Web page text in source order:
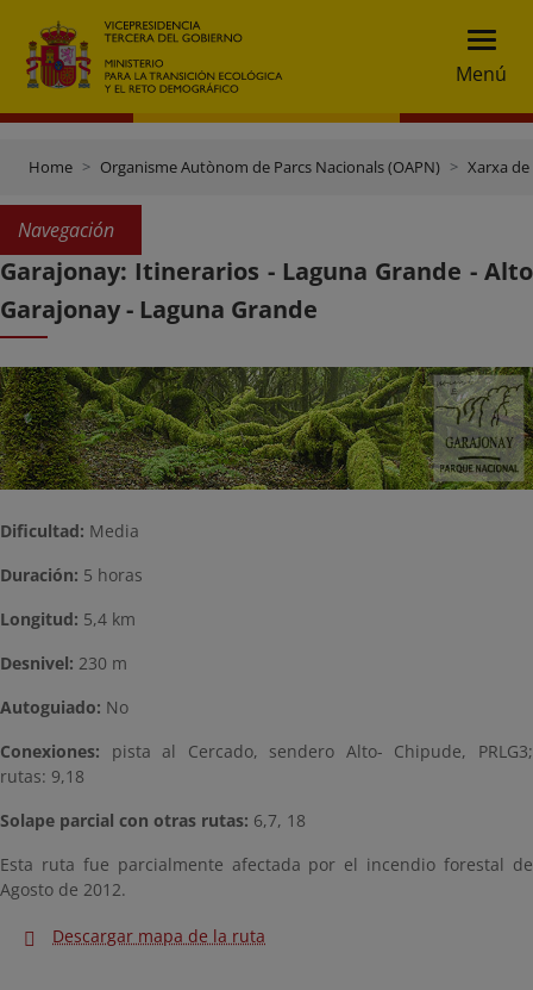
Menú
Home Organisme Autònom de Parcs Nacionals (OAPN) Xarxa
Navegación
Garajonay: Itinerarios - Laguna Grande - Alto
Garajonay - Laguna Grande
Dificultad: Media
Duración: 5 horas
Longitud: 5,4 km
Desnivel: 230 m
Autoguiado: No
Conexiones: pista al Cercado, sendero Alto- Chipude, PRLG3;
rutas: 9,18
Solape parcial con otras rutas: 6,7, 18
Esta ruta fue parcialmente afectada por el incendio forestal de
Agosto de 2012.
Descargar mapa de la ruta